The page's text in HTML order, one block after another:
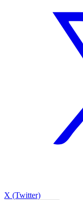
X (Twitter)